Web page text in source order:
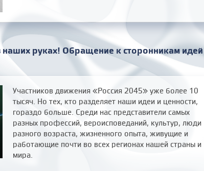
руках! Обращение к сторонникам идей
Участников движения «Россия 2045» уже более 10
тысяч. Но тех, кто разделяет наши идеи и ценности,
гораздо больше. Среди нас представители самых
разных профессий, вероисповеданий, культур, люди
разного возраста, жизненного опыта, живущие и
работающие почти во всех регионах нашей страны и
мира.